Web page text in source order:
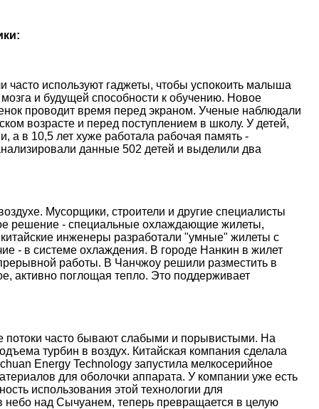
используют гаджеты, чтобы успокоить малыша
и будущей способности к обучению. Новое
проводит время перед экраном. Ученые наблюдали
возрасте и перед поступлением в школу. У детей,
а в 10,5 лет хуже работала рабочая память -
данные 502 детей и выделили два
Мусорщики, строители и другие специалисты
решение - специальные охлаждающие жилеты,
инженеры разработали "умные" жилеты с
- в системе охлаждения. В городе Нанкин в жилет
работы. В Чанчжоу решили разместить в
активно поглощая тепло. Это поддерживает
потоки часто бывают слабыми и порывистыми. На
турбин в воздух. Китайская компания сделала
Energy Technology запустила мелкосерийное
для оболочки аппарата. У компании уже есть
использования этой технологии для
небо над Сычуанем, теперь превращается в целую